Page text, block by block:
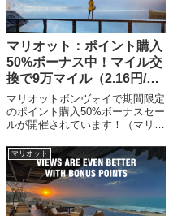
マリオット：ポイント購入
50%ボーナス中！マイル交
換で9万マイル（2.16円/マ
イル）！
マリオットボンヴォイで期間限定
のポイント購入50%ボーナスセー
ルが開催されています！（マリオ
は60%ボーナスセールでした。現
在は50%ボーナスセールを実施中
です。先週の60%セールと比較す
るとお得でありませ...
マリオット